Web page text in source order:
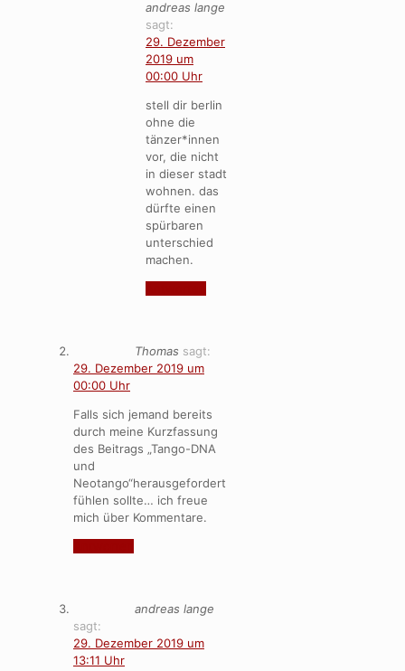
andreas lange
sagt:
29. Dezember
2019 um
00:00 Uhr
stell dir berlin
ohne die
tänzer*innen
vor, die nicht
in dieser stadt
wohnen. das
dürfte einen
spürbaren
unterschied
machen.
Thomas sagt:
29. Dezember 2019 um
00:00 Uhr
Falls sich jemand bereits
durch meine Kurzfassung
des Beitrags „Tango-DNA
und
Neotango“herausgefordert
fühlen sollte… ich freue
mich über Kommentare.
andreas lange
sagt:
29. Dezember 2019 um
13:11 Uhr